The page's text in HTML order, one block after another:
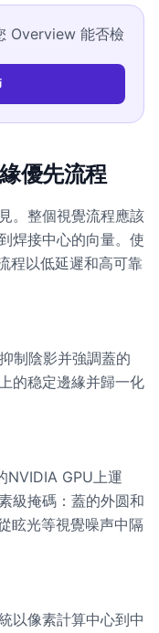
Overview 能否檢
優先流程
。整個視覺流程應該
焊接中心的向量。使
程以低延遲和高可靠
制陰影并強調蓋的
的稳定邊緣并歸一化
NVIDIA GPU上運
級掩碼：蓋的外圆和
眩光等視覺噪声中隔
以像素計算中心到中